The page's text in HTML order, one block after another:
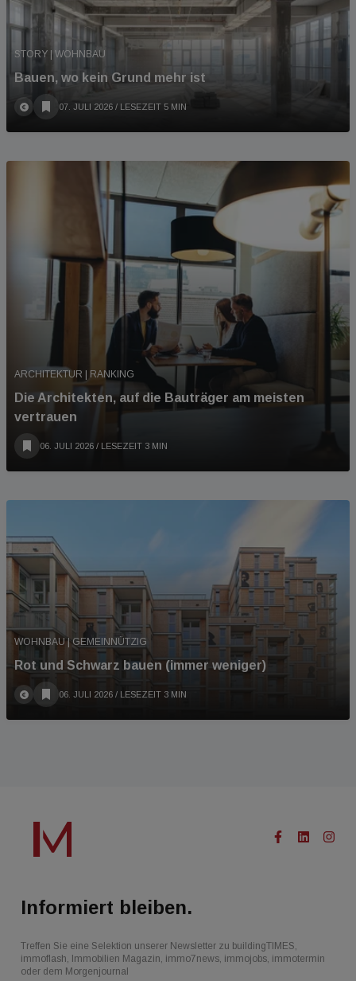
STORY | WOHNBAU
Bauen, wo kein Grund mehr ist
07. JULI 2026 / LESEZEIT 5 MIN
ARCHITEKTUR | RANKING
Die Architekten, auf die Bauträger am meisten
vertrauen
06. JULI 2026 / LESEZEIT 3 MIN
WOHNBAU | GEMEINNÜTZIG
Rot und Schwarz bauen (immer weniger)
06. JULI 2026 / LESEZEIT 3 MIN
Informiert bleiben.
Treffen Sie eine Selektion unserer Newsletter zu buildingTIMES,
immoflash, Immobilien Magazin, immo7news, immojobs, immotermin
oder dem Morgenjournal